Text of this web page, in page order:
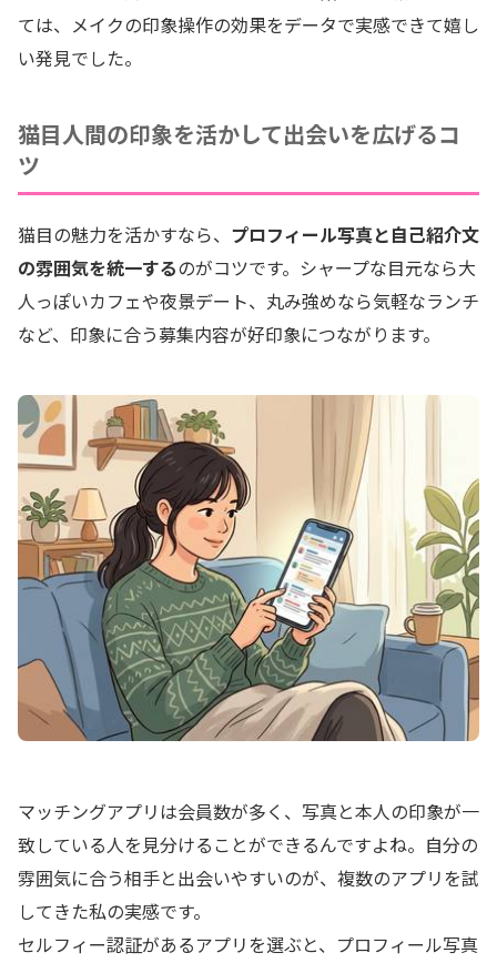
ては、メイクの印象操作の効果をデータで実感できて嬉し
い発見でした。
猫目人間の印象を活かして出会いを広げるコ
ツ
猫目の魅力を活かすなら、 プロフィール写真と自己紹介文
の雰囲気を統一するのがコツです。シャープな目元なら大
人っぽいカフェや夜景デート、丸み強めなら気軽なランチ
など、印象に合う募集内容が好印象につながります。
マッチングアプリは会員数が多く、写真と本人の印象が一
致している人を見分けることができるんですよね。自分の
雰囲気に合う相手と出会いやすいのが、複数のアプリを試
してきた私の実感です。
セルフィー認証があるアプリを選ぶと、プロフィール写真